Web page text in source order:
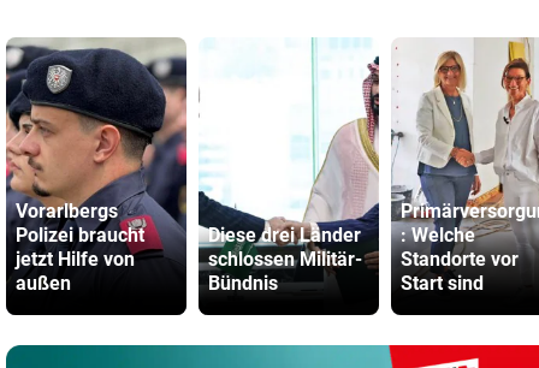
Vorarlbergs
Polizei braucht
jetzt Hilfe von
außen
Diese drei Länder
schlossen Militär-
Bündnis
: Welche
Standorte vor
Start sind